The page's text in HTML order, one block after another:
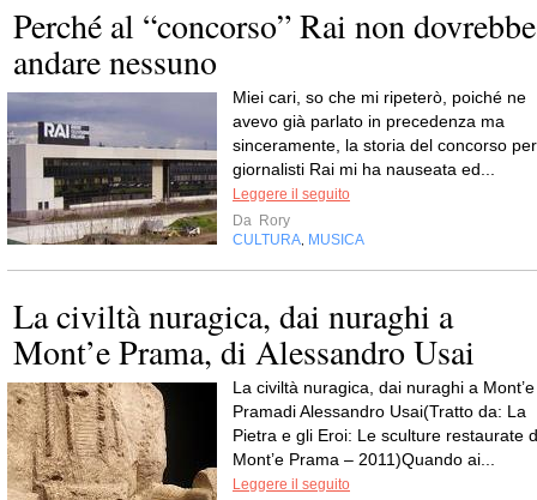
Perché al “concorso” Rai non dovrebbe
andare nessuno
Miei cari, so che mi ripeterò, poiché ne
avevo già parlato in precedenza ma
sinceramente, la storia del concorso per
giornalisti Rai mi ha nauseata ed...
Leggere il seguito
Da Rory
CULTURA MUSICA
La civiltà nuragica, dai nuraghi a
Mont’e Prama, di Alessandro Usai
La civiltà nuragica, dai nuraghi a Mont’e
Pramadi Alessandro Usai(Tratto da: La
Pietra e gli Eroi: Le sculture restaurate
Mont’e Prama – 2011)Quando ai...
Leggere il seguito